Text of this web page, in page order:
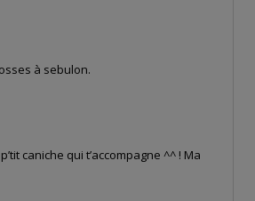
à sebulon.
caniche qui t’accompagne ^^ ! Ma